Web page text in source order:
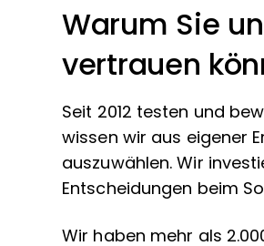
Warum Sie
vertrauen
Seit 2012 testen und
wissen wir aus eigener
auszuwählen. Wir
Entscheidungen beim
Wir haben mehr als